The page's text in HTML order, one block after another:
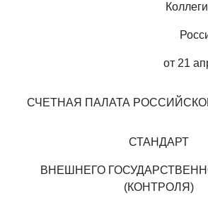
от 21
СЧЕТНАЯ ПАЛАТА
СТАНДАРТ
ВНЕШНЕГО
(КОНТРОЛЯ)